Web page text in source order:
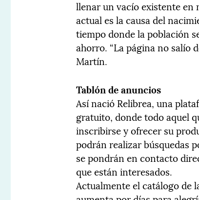
llenar un vacío existente en
actual es la causa del
tiempo donde la población
ahorro. “La página no salío
Martín.
Tablón de anuncios
Así nació Relibrea, una
gratuito, donde todo aquel
inscribirse y ofrecer su
podrán realizar búsquedas
se pondrán en contacto
que están interesados.
Actualmente el catálogo de